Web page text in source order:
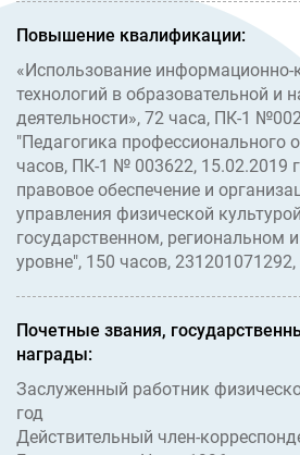
Повышение квалификации:
«Использование
технологий в образовательной и
деятельности», 72 часа, ПК-1
"Педагогика профессионального
часов, ПК-1 № 003622, 15.02.2019
правовое обеспечение и
управления физической
государственном, региональном
уровне", 150 часов,
Почетные звания,
награды:
Заслуженный работник
год
Действительный член-